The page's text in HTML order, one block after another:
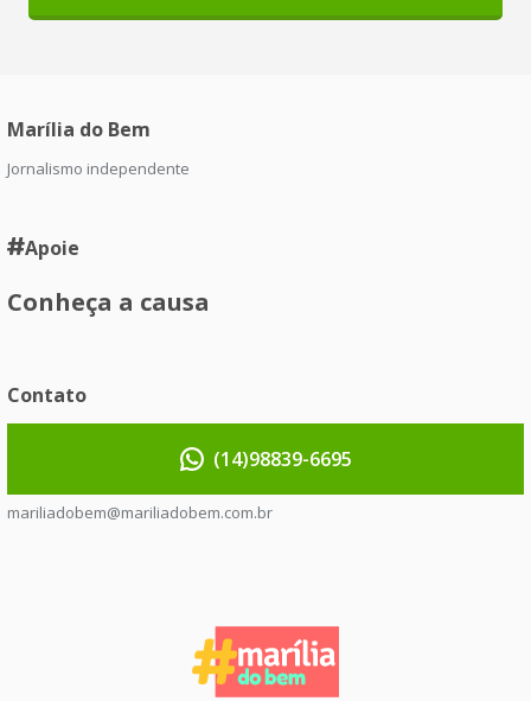
Marília do Bem
Jornalismo independente
Apoie
Conheça a causa
Contato
(14)98839-6695
mariliadobem@mariliadobem.com.br